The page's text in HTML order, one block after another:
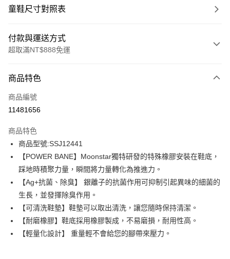
童鞋尺寸對照表
付款與運送方式
超取滿NT$888免運
信用卡一次付款
信用卡分期付款
合作金庫商業銀行
華南商業銀行
上海商業儲蓄銀行
台北富邦商業銀行
國泰世華商業銀行
兆豐國際商業銀行
臺灣中小企業銀行
台中商業銀行
匯豐（台灣）商業銀行
聯邦商業銀行
元大商業銀行
永豐商業銀行
玉山商業銀行
星展（台灣）商業銀行
台新國際商業銀行
中國信託商業銀行
6 期 0 利率 每期
華南商業銀行
彰化商業銀行
上海商業儲蓄銀行
台北富邦商業銀行
國泰世華商業銀行
兆豐國際商業銀行
臺灣中小企業銀行
匯豐（台灣）商業銀行
華泰商業銀行
聯邦商業銀行
遠東國際商業銀行
元大商業銀行
永豐商業銀行
玉山商業銀行
星展（台灣）商業銀行
12 期 0 利率 每期
合作金庫商業銀行
第一商業銀行
上海商業儲蓄銀行
台北富邦商業銀行
國泰世華商業銀行
臺灣中小企業銀行
台中商業銀行
匯豐（台灣）商業銀行
華泰商業銀行
聯邦商業銀行
遠東國際商業銀行
LINE Pay
Apple Pay
街口支付
悠遊付
商品特色
商品編號
11481656
商品特色
商品型號:SSJ12441
【POWER BANE】Moonstar獨特研發的特殊橡膠安裝在鞋底，
踩地時積聚力量，瞬間將力量轉化為推進力。
【Ag+抗菌、除臭】 銀離子的抗菌作用可抑制引起異味的細菌的
生長，並發揮除臭作用。
【可清洗鞋墊】鞋墊可以取出清洗，讓您隨時保持清潔。
【耐磨橡膠】鞋底採用橡膠製成，不易磨損，耐用性高。
【輕量化設計】 重量輕不會給您的腳帶來壓力。